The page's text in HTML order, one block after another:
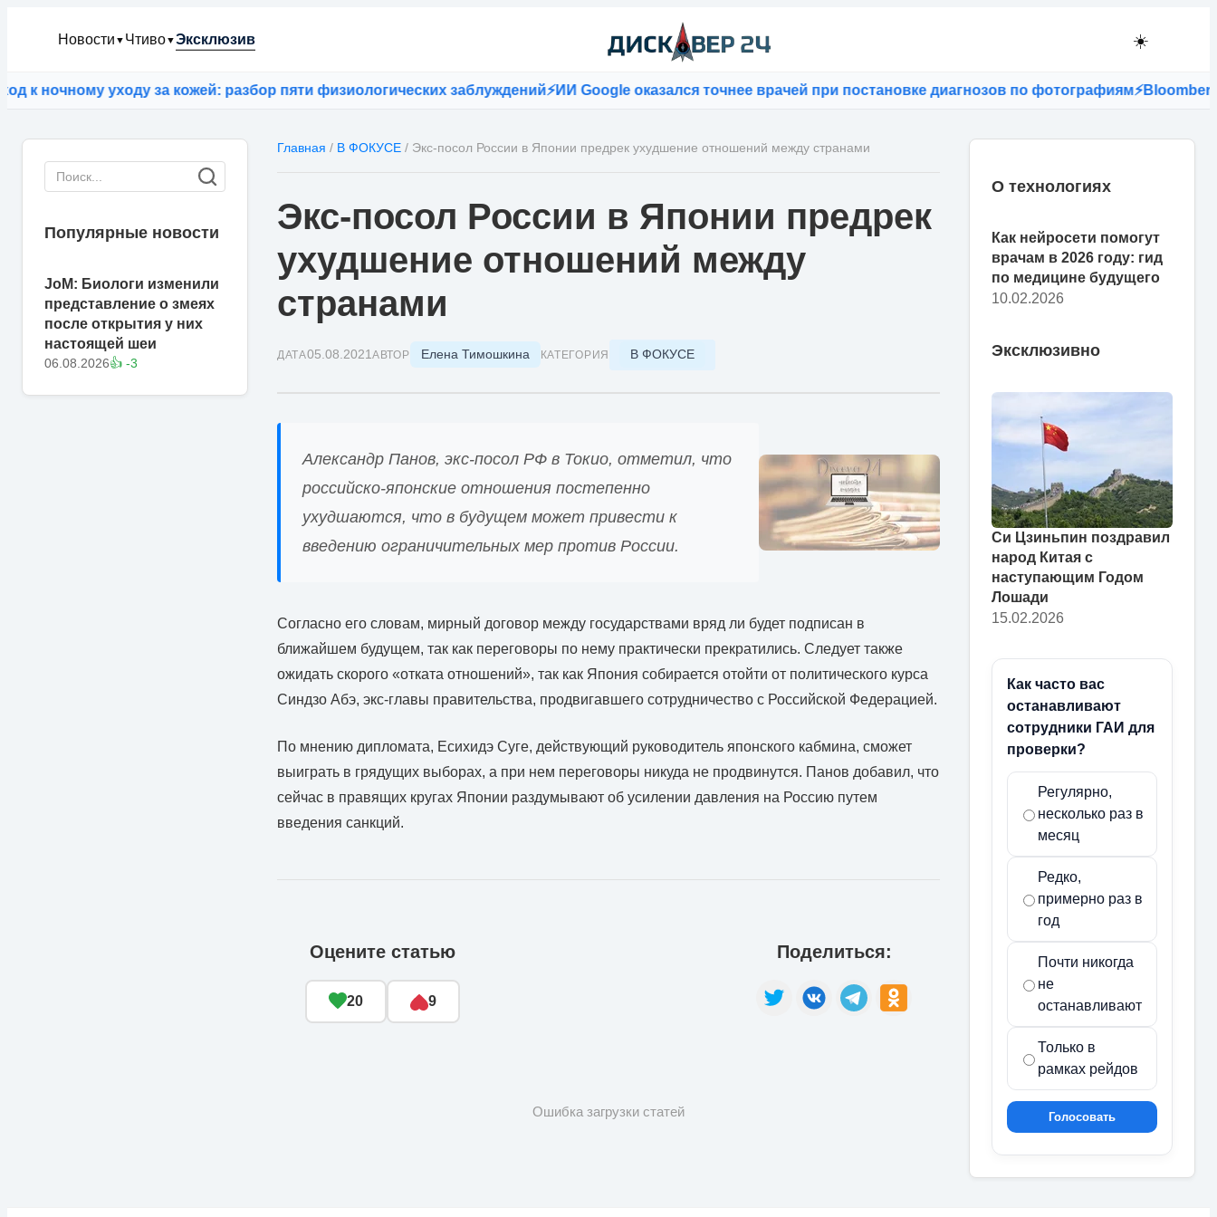
Новости ▼ Чтиво▼Эксклюзив ☀️
уходу за кожей: разбор пяти физиологических заблуждений⚡ИИ Google оказался точнее врачей при постановке диагнозов по фотографиям⚡Bloomberg:
Популярные новости
JoM: Биологи изменили
представление о змеях
после открытия у них
настоящей шеи
06.08.2026👍 -3
Главная / В ФОКУСЕ / Экс-посол России в Японии предрек ухудшение отношений между странами
Экс-посол России в Японии предрек
ухудшение отношений между
странами
ДАТА05.08.2021 АВТОР Елена Тимошкина КАТЕГОРИЯ В ФОКУСЕ
Александр Панов, экс-посол РФ в Токио, отметил, что
российско-японские отношения постепенно
ухудшаются, что в будущем может привести к
введению ограничительных мер против России.
Согласно его словам, мирный договор между государствами вряд ли будет подписан в
ближайшем будущем, так как переговоры по нему практически прекратились. Следует также
ожидать скорого «отката отношений», так как Япония собирается отойти от политического курса
Синдзо Абэ, экс-главы правительства, продвигавшего сотрудничество с Российской Федерацией.
По мнению дипломата, Есихидэ Суге, действующий руководитель японского кабмина, сможет
выиграть в грядущих выборах, а при нем переговоры никуда не продвинутся. Панов добавил, что
сейчас в правящих кругах Японии раздумывают об усилении давления на Россию путем
введения санкций.
Оцените статью
20 9
Поделиться:
Ошибка загрузки статей
О технологиях
Как нейросети помогут
врачам в 2026 году: гид
по медицине будущего
10.02.2026
Эксклюзивно
Си Цзиньпин поздравил
народ Китая с
наступающим Годом
Лошади
15.02.2026
Как часто вас
останавливают
сотрудники ГАИ для
проверки?
Регулярно,
несколько раз в
месяц
Редко,
примерно раз в
год
Почти никогда
не
останавливают
Только в
рамках рейдов
Голосовать